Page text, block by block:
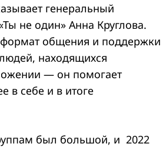
генеральный
не один» Анна Круглова.
общения и поддержки
находящихся
— он помогает
в себе и в итоге
был большой, и 2022